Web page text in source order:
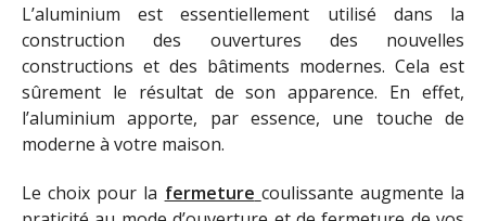
L’aluminium est essentiellement utilisé dans la
construction des ouvertures des nouvelles
constructions et des bâtiments modernes. Cela est
sûrement le résultat de son apparence. En effet,
l’aluminium apporte, par essence, une touche de
moderne à votre maison.
Le choix pour la fermeture coulissante augmente la